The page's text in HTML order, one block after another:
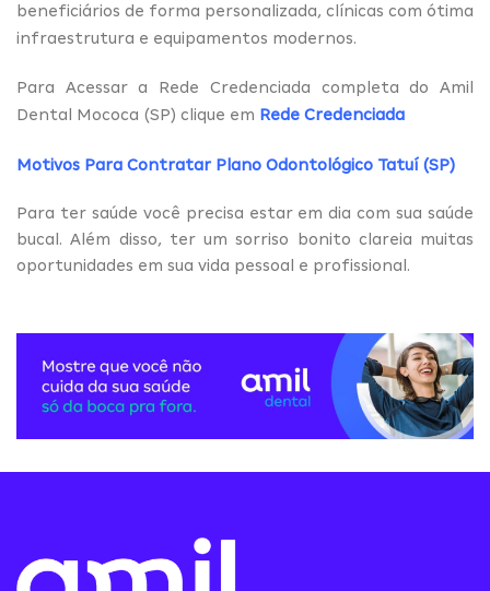
beneficiários de forma personalizada, clínicas com ótima
infraestrutura e equipamentos modernos.
Para Acessar a Rede Credenciada completa do Amil
Dental Mococa (SP) clique em Rede Credenciada
Motivos Para Contratar Plano Odontológico Tatuí (SP)
Para ter saúde você precisa estar em dia com sua saúde
bucal. Além disso, ter um sorriso bonito clareia muitas
oportunidades em sua vida pessoal e profissional.